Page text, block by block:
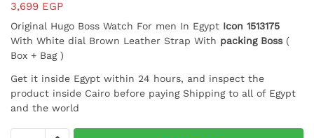
3,699 EGP
Original Hugo Boss Watch For men In Egypt Icon 1513175
With White dial Brown Leather Strap With packing Boss(
Box + Bag )
Get it inside Egypt within 24 hours, and inspect the
product inside Cairo before paying Shipping to all of Egypt
and the world